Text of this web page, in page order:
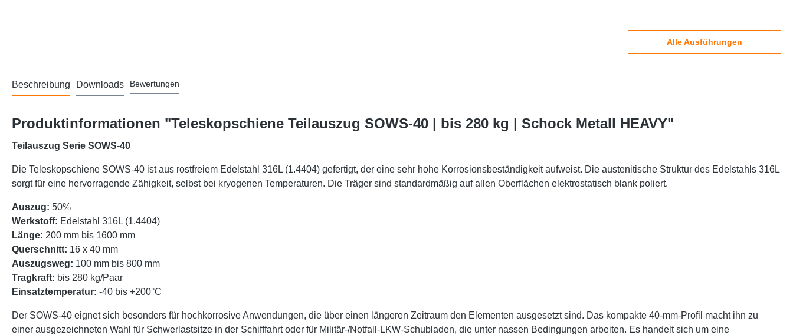
Alle Ausführungen
Beschreibung Downloads Bewertungen
Produktinformationen "Teleskopschiene Teilauszug SOWS-40 | bis 280 kg | Schock Metall HEAVY"
Teilauszug Serie SOWS-40
Die Teleskopschiene SOWS-40 ist aus rostfreiem Edelstahl 316L (1.4404) gefertigt, der eine sehr hohe Korrosionsbeständigkeit aufweist. Die austenitische Struktur des Edelstahls 316L
sorgt für eine hervorragende Zähigkeit, selbst bei kryogenen Temperaturen. Die Träger sind standardmäßig auf allen Oberflächen elektrostatisch blank poliert.
Auszug: 50%
Werkstoff: Edelstahl 316L (1.4404)
Länge: 200 mm bis 1600 mm
Querschnitt: 16 x 40 mm
Auszugsweg: 100 mm bis 800 mm
Tragkraft: bis 280 kg/Paar
Einsatztemperatur: -40 bis +200°C
Der SOWS-40 eignet sich besonders für hochkorrosive Anwendungen, die über einen längeren Zeitraum den Elementen ausgesetzt sind. Das kompakte 40-mm-Profil macht ihn zu
einer ausgezeichneten Wahl für Schwerlastsitze in der Schifffahrt oder für Militär-/Notfall-LKW-Schubladen, die unter nassen Bedingungen arbeiten. Es handelt sich um eine